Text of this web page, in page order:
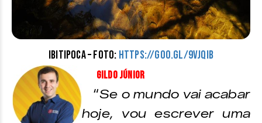
Ibitipoca – foto: https://goo.gl/9vJqiB
Gildo Júnior
“Se o mundo vai acabar
hoje, vou escrever uma